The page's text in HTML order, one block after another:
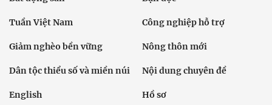
Tuần Việt Nam Công nghiệp hỗ trợ
Giảm nghèo bền vững Nông thôn mới
Dân tộc thiểu số và miền núi Nội dung chuyên đề
English Hồ sơ